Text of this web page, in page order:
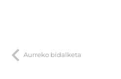
Aurreko bidalketa